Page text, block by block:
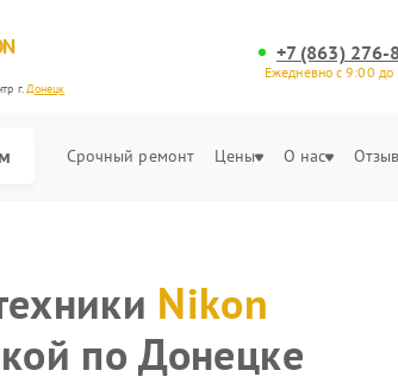
г.Донецк
+7 (863) 276-
Ежедневно с 9:00 до
Срочный ремонт Цены О нас
Nikon
по Донецке